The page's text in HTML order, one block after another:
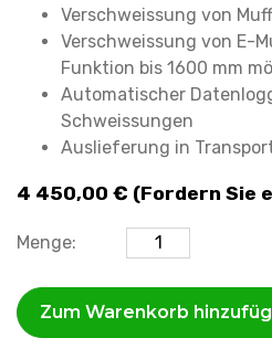
Verschweissung von
Verschweissung von E-
Funktion bis 1600 mm
Automatischer
Schweissungen
Auslieferung in
4 450,00 € (Fordern Sie
Elektroschweissgerät
HST 300
Print+ 2.0
Menge
Menge:
Zum Warenkorb